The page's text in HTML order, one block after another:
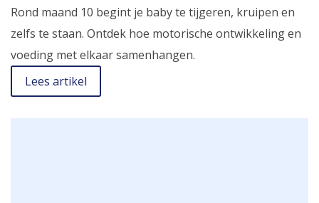
Rond maand 10 begint je baby te tijgeren, kruipen en
zelfs te staan. Ontdek hoe motorische ontwikkeling en
voeding met elkaar samenhangen.
Lees artikel